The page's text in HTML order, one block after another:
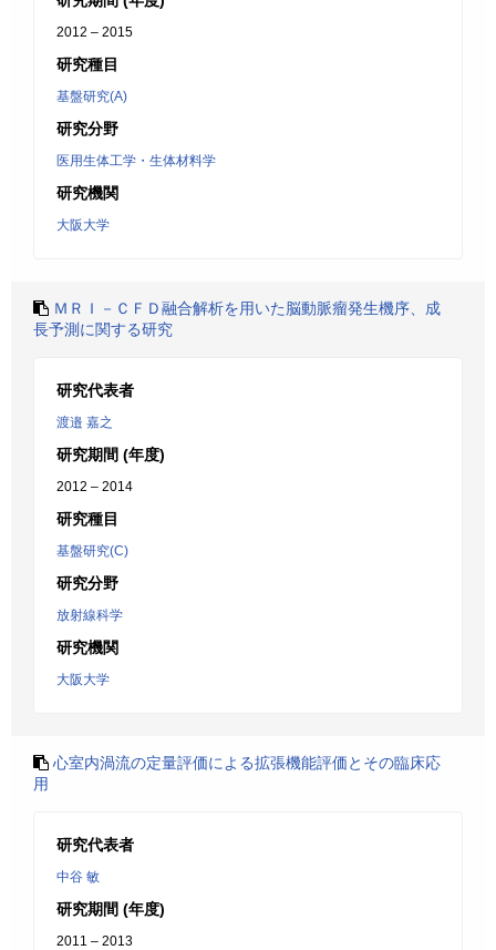
2012 – 2015
研究種目
基盤研究(A)
研究分野
医用生体工学・生体材料学
研究機関
大阪大学
ＭＲＩ－ＣＦＤ融合解析を用いた脳動脈瘤発生機序、成
長予測に関する研究
研究代表者
渡邉 嘉之
研究期間 (年度)
2012 – 2014
研究種目
基盤研究(C)
研究分野
放射線科学
研究機関
大阪大学
心室内渦流の定量評価による拡張機能評価とその臨床応
用
研究代表者
中谷 敏
研究期間 (年度)
2011 – 2013